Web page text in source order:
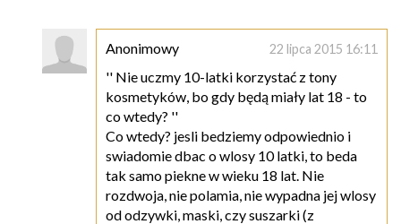
Anonimowy 22 lipca 2015 16:11
'' Nie uczmy 10-latki korzystać z tony
kosmetyków, bo gdy będą miały lat 18 - to
co wtedy? ''
Co wtedy? jesli bedziemy odpowiednio i
swiadomie dbac o wlosy 10 latki, to beda
tak samo piekne w wieku 18 lat. Nie
rozdwoja, nie polamia, nie wypadna jej wlosy
od odzywki, maski, czy suszarki (z